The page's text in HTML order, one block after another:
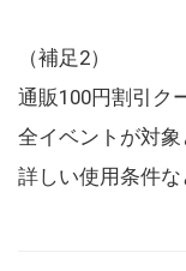
（補足2）
通販100円割引ク
全イベントが対象
詳しい使用条件な